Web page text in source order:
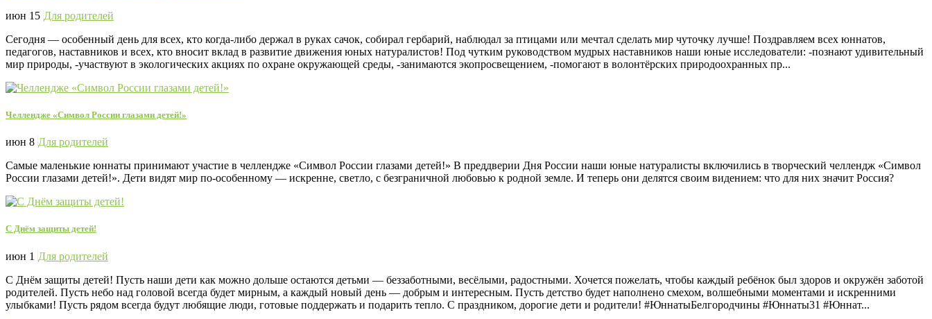
июн 15 Для родителей
Сегодня — особенный день для всех, кто когда‑либо держал в руках сачок, собирал гербарий, наблюдал за птицами или мечтал сделать мир чуточку лучше! Поздравляем всех юннатов,
педагогов, наставников и всех, кто вносит вклад в развитие движения юных натуралистов! Под чутким руководством мудрых наставников наши юные исследователи: -познают удивительный
мир природы, -участвуют в экологических акциях по охране окружающей среды, -занимаются экопросвещением, -помогают в волонтёрских природоохранных пр...
Челлендже «Символ России глазами детей!»
июн 8 Для родителей
Самые маленькие юннаты принимают участие в челлендже «Символ России глазами детей!» В преддверии Дня России наши юные натуралисты включились в творческий челлендж «Символ
России глазами детей!». Дети видят мир по‑особенному — искренне, светло, с безграничной любовью к родной земле. И теперь они делятся своим видением: что для них значит Россия?
С Днём защиты детей!
июн 1 Для родителей
С Днём защиты детей! Пусть наши дети как можно дольше остаются детьми — беззаботными, весёлыми, радостными. Хочется пожелать, чтобы каждый ребёнок был здоров и окружён заботой
родителей. Пусть небо над головой всегда будет мирным, а каждый новый день — добрым и интересным. Пусть детство будет наполнено смехом, волшебными моментами и искренними
улыбками! Пусть рядом всегда будут любящие люди, готовые поддержать и подарить тепло. С праздником, дорогие дети и родители! #ЮннатыБелгородчины #Юннаты31 #Юннат...